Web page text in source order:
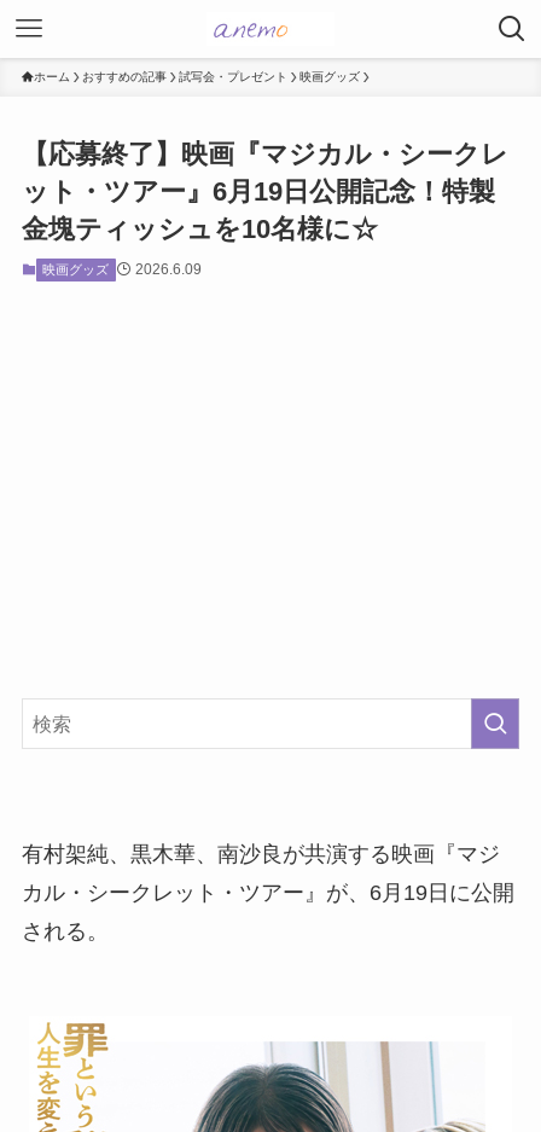
ホーム おすすめの記事 試写会・プレゼント 映画グッズ
【応募終了】映画『マジカル・シークレ
ット・ツアー』6月19日公開記念！特製
金塊ティッシュを10名様に☆
映画グッズ 2026.6.09
有村架純、黒木華、南沙良が共演する映画『マジ
カル・シークレット・ツアー』が、6月19日に公開
される。